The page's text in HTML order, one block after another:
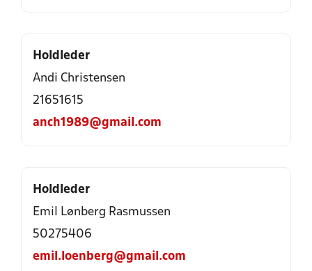
Holdleder
Andi Christensen
21651615
anch1989@gmail.com
Holdleder
Emil Lønberg Rasmussen
50275406
emil.loenberg@gmail.com